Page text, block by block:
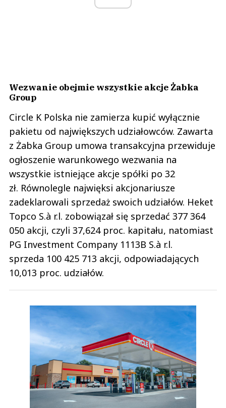
Wezwanie obejmie wszystkie akcje Żabka
Group
Circle K Polska nie zamierza kupić wyłącznie
pakietu od największych udziałowców. Zawarta
z Żabka Group umowa transakcyjna przewiduje
ogłoszenie warunkowego wezwania na
wszystkie istniejące akcje spółki po 32
zł. Równolegle najwięksi akcjonariusze
zadeklarowali sprzedaż swoich udziałów. Heket
Topco S.à r.l. zobowiązał się sprzedać 377 364
050 akcji, czyli 37,624 proc. kapitału, natomiast
PG Investment Company 1113B S.à r.l.
sprzeda 100 425 713 akcji, odpowiadających
10,013 proc. udziałów.